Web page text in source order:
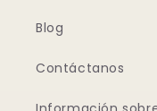
Blog
Contáctanos